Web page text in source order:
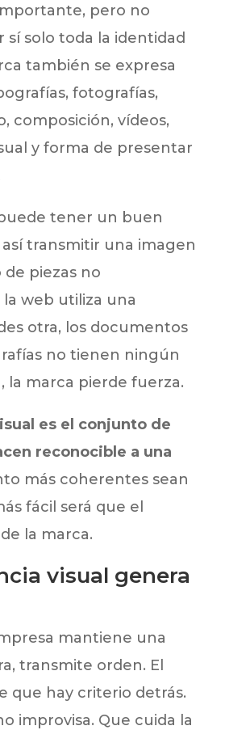
pero no
sí solo toda la identidad
también se expresa
fotografías,
composición, vídeos,
y forma de presentar
tener un buen
transmitir una imagen
de piezas no
la web utiliza una
otra, los documentos
no tienen ningún
la marca pierde fuerza.
es el conjunto de
reconocible a una
más coherentes sean
fácil será que el
la marca.
visual genera
mantiene una
transmite orden. El
que hay criterio detrás.
improvisa. Que cuida la